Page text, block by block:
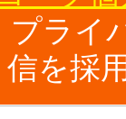
ライ
信を採